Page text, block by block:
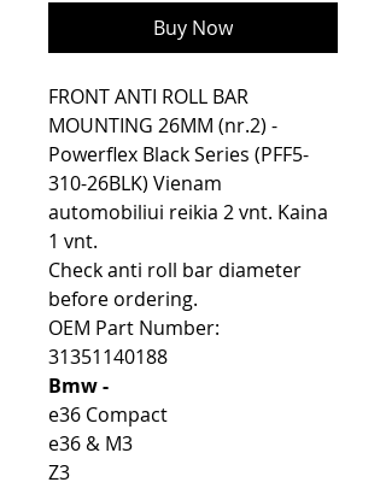
Buy Now
FRONT ANTI ROLL BAR
MOUNTING 26MM (nr.2) -
Powerflex Black Series (PFF5-
310-26BLK) Vienam
automobiliui reikia 2 vnt. Kaina
1 vnt.
Check anti roll bar diameter
before ordering.
OEM Part Number:
31351140188
Bmw -
e36 Compact
e36 & M3
Z3